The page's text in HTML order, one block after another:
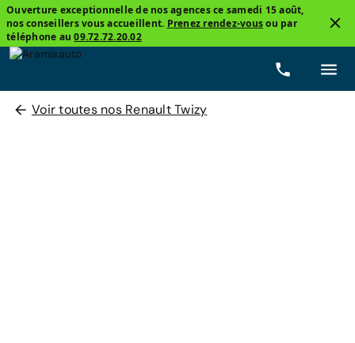
Ouverture exceptionnelle de nos agences ce samedi 15 août,
nos conseillers vous accueillent. Prenez rendez-vousou par
téléphone au09.72.72.20.02
Voir toutes nos Renault Twizy